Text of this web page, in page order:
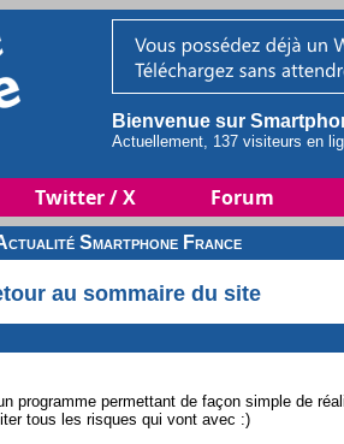
Bienvenue sur
Actuellement, 137 visiteurs en
Twitter / X Forum
Smartphone France
au sommaire du site
programme permettant de façon simple de
tous les risques qui vont avec :)